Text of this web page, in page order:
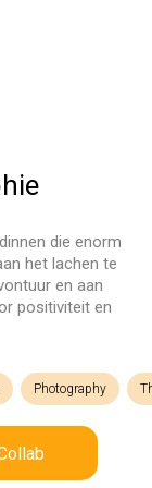
die enorm
het lachen te
en aan
positiviteit en
Photography